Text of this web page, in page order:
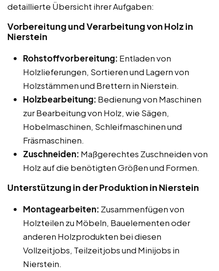
detaillierte Übersicht ihrer Aufgaben:
Vorbereitung und Verarbeitung von Holz in
Nierstein
Rohstoffvorbereitung: Entladen von
Holzlieferungen, Sortieren und Lagern von
Holzstämmen und Brettern in Nierstein.
Holzbearbeitung: Bedienung von Maschinen
zur Bearbeitung von Holz, wie Sägen,
Hobelmaschinen, Schleifmaschinen und
Fräsmaschinen.
Zuschneiden: Maßgerechtes Zuschneiden von
Holz auf die benötigten Größen und Formen.
Unterstützung in der Produktion in Nierstein
Montagearbeiten: Zusammenfügen von
Holzteilen zu Möbeln, Bauelementen oder
anderen Holzprodukten bei diesen
Vollzeitjobs, Teilzeitjobs und Minijobs in
Nierstein.